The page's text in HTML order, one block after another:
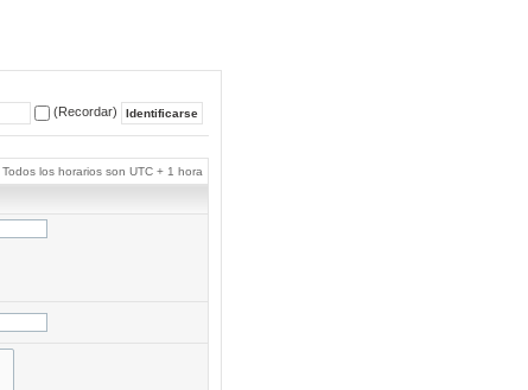
(Recordar)
Todos los horarios son UTC + 1 hora